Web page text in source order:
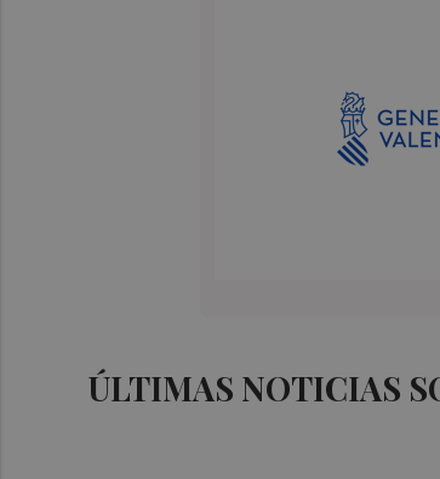
ÚLTIMAS NOTICIAS